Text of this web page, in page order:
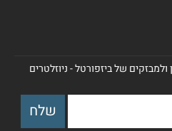
של ביזפורטל - ניוזלטרים